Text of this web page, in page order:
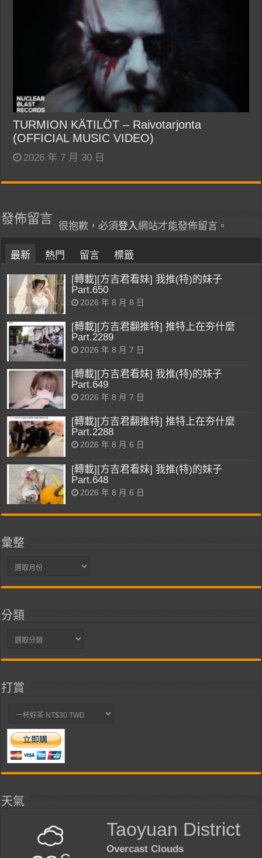
TURMION KÄTILÖT – Raivotarjonta
(OFFICIAL MUSIC VIDEO)
2026 年 7 月 30 日
發佈留言
很抱歉，必須登入網站才能發佈留言。
最新 熱門 留言 標籤
[轉載][方吉君看妹] 我推(特)的妹子
Part.650
2026 年 8 月 8 日
[轉載][方吉君翻推特] 推特上在夯什麼
Part.2289
2026 年 8 月 7 日
[轉載][方吉君看妹] 我推(特)的妹子
Part.649
2026 年 8 月 7 日
[轉載][方吉君翻推特] 推特上在夯什麼
Part.2288
2026 年 8 月 6 日
[轉載][方吉君看妹] 我推(特)的妹子
Part.648
2026 年 8 月 6 日
彙整
彙
分類
分
打賞
天氣
Taoyuan District
Overcast Clouds